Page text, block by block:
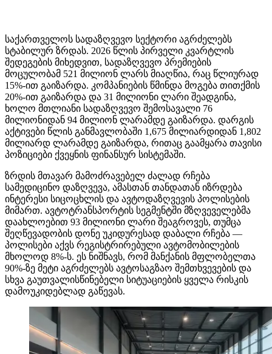
საქართველოს სადაზღვევო სექტორი აგრძელებს
სტაბილურ ზრდას. 2026 წლის პირველი კვარტლის
შედეგების მიხედვით, სადაზღვევო პრემიების
მოცულობამ 521 მილიონ ლარს მიაღწია, რაც წლიურად
15%-ით გაიზარდა. კომპანიების წმინდა მოგება თითქმის
20%-ით გაიზარდა და 31 მილიონი ლარი შეადგინა,
ხოლო მთლიანი სადაზღვევო შემოსავალი 76
მილიონიდან 94 მილიონ ლარამდე გაიზარდა. დარგის
აქტივები წლის განმავლობაში 1,675 მილიარდიდან 1,802
მილიარდ ლარამდე გაიზარდა, რითაც გაამყარა თავისი
პოზიციები ქვეყნის ფინანსურ სისტემაში.
ზრდის მთავარ მამოძრავებელ ძალად რჩება
სამედიცინო დაზღვევა, ამასთან თანდათან იზრდება
ინტერესი სიცოცხლის და ავტოდაზღვევის პოლისების
მიმართ. ავტოტრანსპორტის სეგმენტში მზღვეველებმა
დაახლოებით 93 მილიონი ლარი შეაგროვეს, თუმცა
შეღწევადობის დონე უკიდურესად დაბალი რჩება —
პოლისები აქვს რეგისტრირებული ავტომობილების
მხოლოდ 8%-ს. ეს ნიშნავს, რომ მანქანის მფლობელთა
90%-ზე მეტი აგრძელებს ავტოსაგზაო შემთხვევების და
სხვა გაუთვალისწინებელი სიტუაციების ყველა რისკის
დამოუკიდებლად გაწევას.